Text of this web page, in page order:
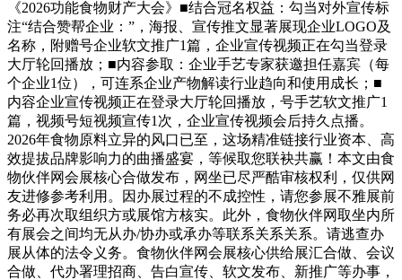
《2026功能食物财产大会》■结合冠名权益：勾当对外宣传标
注“结合赞帮企业：”，海报、宣传推文显著展现企业LOGO及
名称，附赠号企业软文推广1篇，企业宣传视频正在勾当登录
大厅轮回播放；■内容参取：企业手艺专家获邀担任嘉宾（每
个企业1位），可连系企业产物解读行业趋向和使用成长；■
内容企业宣传视频正在登录大厅轮回播放，号手艺软文推广1
篇，视频号短视频宣传1次，企业宣传视频会后持久点播。
2026年食物原料立异的风口已至，这场精准链接行业资本、高
效提拔品牌影响力的曲播盛宴，等候取您联袂共赢！本文由食
物伙伴网会展核心合做发布，网坐已尽严酷审核权利，仅供网
友进修参考利用。因办展过程的不成控性，请您参展不雅展前
务必再次取组织方或展馆方核实。此外，食物伙伴网取坐内所
有展会之间均无从办/协办或承办等联系关系关系。请逃查办
展从体的法令义务。食物伙伴网会展核心供给展汇合做、会议
合做、代办署理招商、告白宣传、软文发布、新推广等办事，